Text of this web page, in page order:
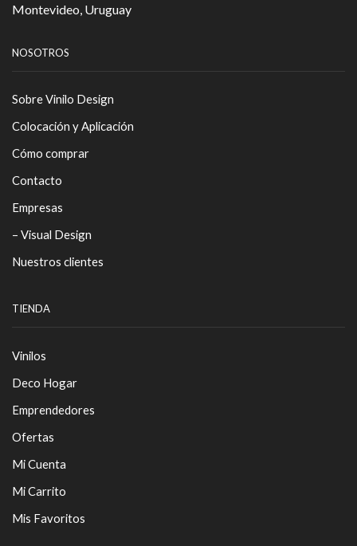
Montevideo, Uruguay
NOSOTROS
Sobre Vinilo Design
Colocación y Aplicación
Cómo comprar
Contacto
Empresas
– Visual Design
Nuestros clientes
TIENDA
Vinilos
Deco Hogar
Emprendedores
Ofertas
Mi Cuenta
Mi Carrito
Mis Favoritos